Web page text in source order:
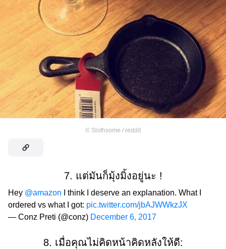
© Slothsome / reddit
7. แต่มันก็มุ้งมิ้งอยู่นะ !
Hey @amazon I think I deserve an explanation. What I
ordered vs what I got: pic.twitter.com/jbAJWWkzJX
— Conz Preti (@conz) December 6, 2017
8. เมื่อคุณไม่คิดหน้าคิดหลังให้ดี: